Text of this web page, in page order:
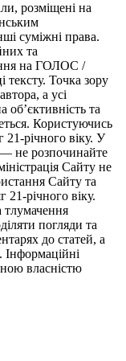
розміщені на
суміжні права.
та
на ГОЛОС /
тексту. Точка зору
а усі
об’єктивність та
Користуючись
21-річного віку. У
— не розпочинайте
Сайту не
Сайту та
21-річного віку.
тлумачення
погляди та
до статей, а
Інформаційні
власністю